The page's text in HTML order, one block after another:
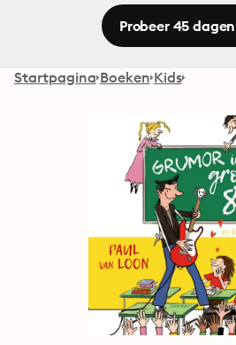
Probeer 45
Startpagina Boeken Kids